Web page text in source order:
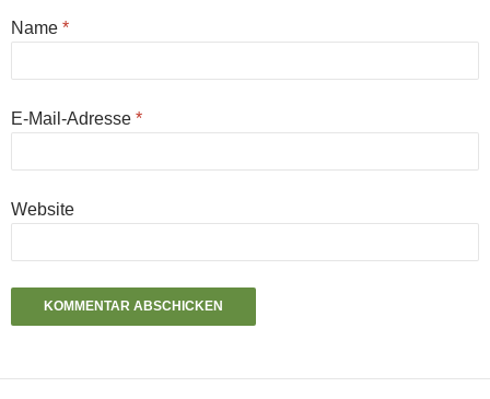
Name *
E-Mail-Adresse *
Website